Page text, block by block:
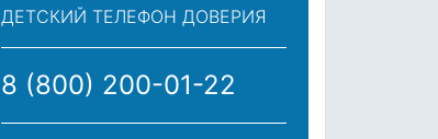
ДЕТСКИЙ ТЕЛЕФОН ДОВЕРИЯ
8 (800) 200-01-22